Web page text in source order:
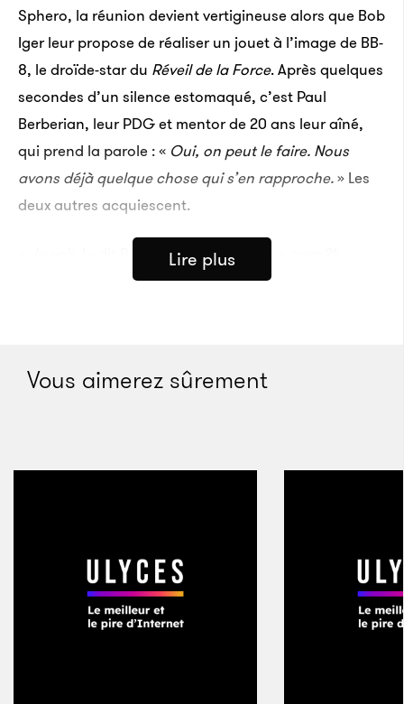
Sphero, la réunion devient vertigineuse alors que Bob
Iger leur propose de réaliser un jouet à l’image de BB-
8, le droïde-star du Réveil de la Force. Après quelques
secondes d’un silence estomaqué, c’est Paul
Berberian, leur PDG et mentor de 20 ans leur aîné,
qui prend la parole : « Oui, on peut le faire. Nous
avons déjà quelque chose qui s’en rapproche.» Les
deux autres acquiescent.
» dit Bob Iger en riant. «
volcanique du Nouveau-Mexique, on n’y
heure de voiture pour trouver une supérette. C’est
dans cet environnement austère que grandit Ian
Bernstein, fils d’un guitariste classique et d’une mère
Lire plus
Vous aimerez sûrement